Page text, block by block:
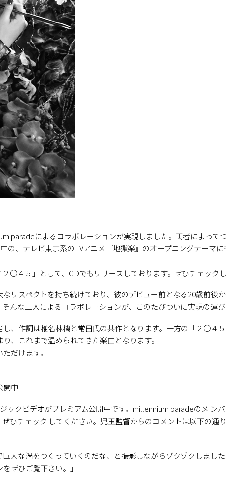
paradeによるコラボレーションが実現しました。両者によっ
の、テレビ東京系のTVアニメ『地獄楽』のオープニングテーマ
〇４５」として、CDでもリリースしております。ぜひチェックし
リスペクトを持ち続けており、彼のデビュー前となる20歳前後
んな二人によるコラボレーションが、このたびついに実現の運び
、作詞は椎名林檎と常田氏の共作となります。一方の「２〇４
、これまで温められてきた楽曲となります。
だけます。
開中
ックビデオがプレミアム公開中です。millennium paradeのメ ン
ひチェック してください。児玉監督からのコメントは以下の通り
巨大な渦をつくっていくのだな、と撮影しながらゾクゾクしまし
ぜひご覧下さい。」